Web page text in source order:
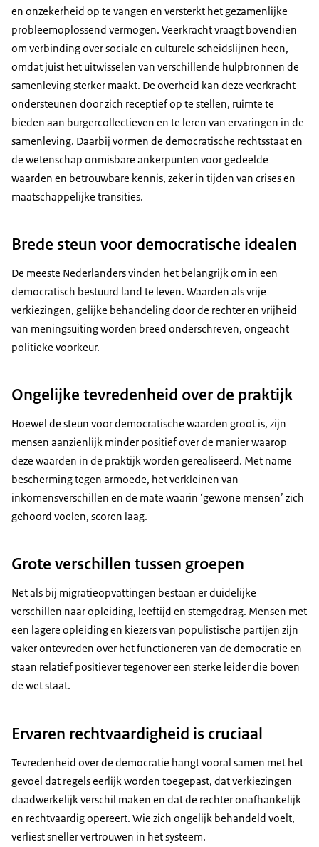
en onzekerheid op te vangen en versterkt het gezamenlijke
probleemoplossend vermogen. Veerkracht vraagt bovendien
om verbinding over sociale en culturele scheidslijnen heen,
omdat juist het uitwisselen van verschillende hulpbronnen de
samenleving sterker maakt. De overheid kan deze veerkracht
ondersteunen door zich receptief op te stellen, ruimte te
bieden aan burgercollectieven en te leren van ervaringen in de
samenleving. Daarbij vormen de democratische rechtsstaat en
de wetenschap onmisbare ankerpunten voor gedeelde
waarden en betrouwbare kennis, zeker in tijden van crises en
maatschappelijke transities.
Brede steun voor democratische idealen
De meeste Nederlanders vinden het belangrijk om in een
democratisch bestuurd land te leven. Waarden als vrije
verkiezingen, gelijke behandeling door de rechter en vrijheid
van meningsuiting worden breed onderschreven, ongeacht
politieke voorkeur.
Ongelijke tevredenheid over de praktijk
Hoewel de steun voor democratische waarden groot is, zijn
mensen aanzienlijk minder positief over de manier waarop
deze waarden in de praktijk worden gerealiseerd. Met name
bescherming tegen armoede, het verkleinen van
inkomensverschillen en de mate waarin ‘gewone mensen’ zich
gehoord voelen, scoren laag.
Grote verschillen tussen groepen
Net als bij migratieopvattingen bestaan er duidelijke
verschillen naar opleiding, leeftijd en stemgedrag. Mensen met
een lagere opleiding en kiezers van populistische partijen zijn
vaker ontevreden over het functioneren van de democratie en
staan relatief positiever tegenover een sterke leider die boven
de wet staat.
Ervaren rechtvaardigheid is cruciaal
Tevredenheid over de democratie hangt vooral samen met het
gevoel dat regels eerlijk worden toegepast, dat verkiezingen
daadwerkelijk verschil maken en dat de rechter onafhankelijk
en rechtvaardig opereert. Wie zich ongelijk behandeld voelt,
verliest sneller vertrouwen in het systeem.